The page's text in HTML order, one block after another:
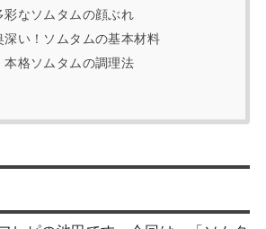
なソムタムの顔ぶれ
深い！ソムタムの基本材料
本格ソムタムの調理法